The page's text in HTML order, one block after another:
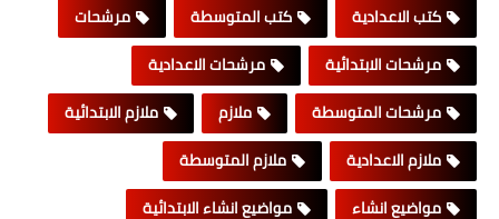
كتب الاعدادية
كتب المتوسطة
مرشحات
مرشحات الابتدائية
مرشحات الاعدادية
مرشحات المتوسطة
ملازم
ملازم الابتدائية
ملازم الاعدادية
ملازم المتوسطة
مواضيع انشاء
مواضيع انشاء الابتدائية